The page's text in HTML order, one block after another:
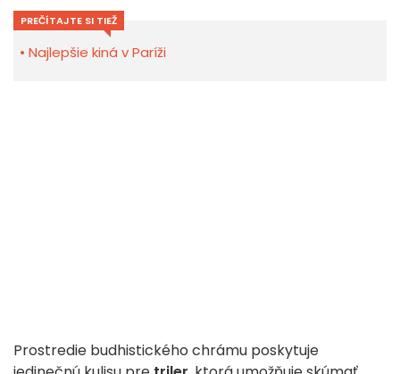
PREČÍTAJTE SI TIEŽ
Najlepšie kiná v Paríži
Prostredie budhistického chrámu poskytuje